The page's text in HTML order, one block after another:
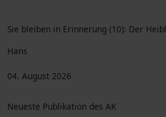
Sie bleiben in Erinnerung (10): Der Heibl
Hans
04. August 2026
Neueste Publikation des AK